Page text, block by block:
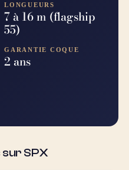
LONGUEURS
7 à 16 m (flagship
55)
GARANTIE COQUE
2 ans
SPX